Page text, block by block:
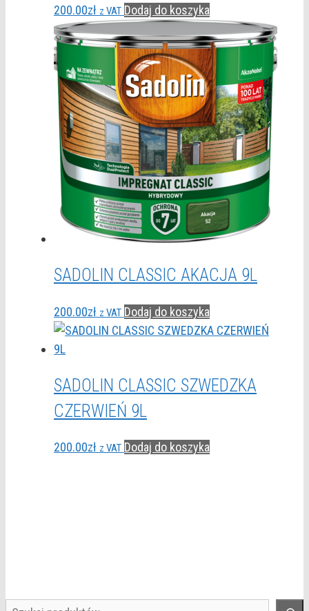
200.00zł z VAT Dodaj do koszyka
SADOLIN CLASSIC AKACJA 9L
200.00zł z VAT Dodaj do koszyka
SADOLIN CLASSIC SZWEDZKA
CZERWIEŃ 9L
200.00zł z VAT Dodaj do koszyka
Szukaj